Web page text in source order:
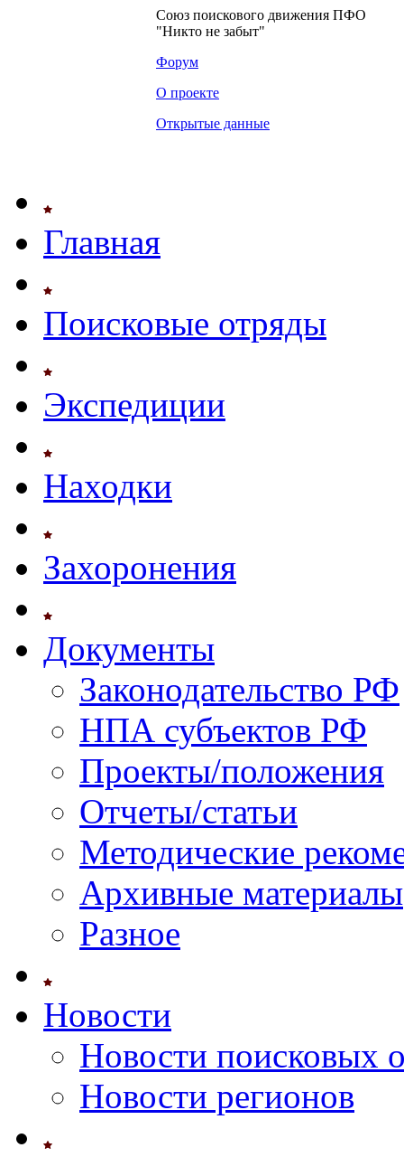
Союз поискового движения ПФО
"Никто не забыт"
Форум
О проекте
Открытые данные
Главная
Поисковые отряды
Экспедиции
Находки
Захоронения
Документы
Законодательство РФ
НПА субъектов РФ
Проекты/положения
Отчеты/статьи
Методические
Архивные материалы
Разное
Новости
Новости поисковых
Новости регионов